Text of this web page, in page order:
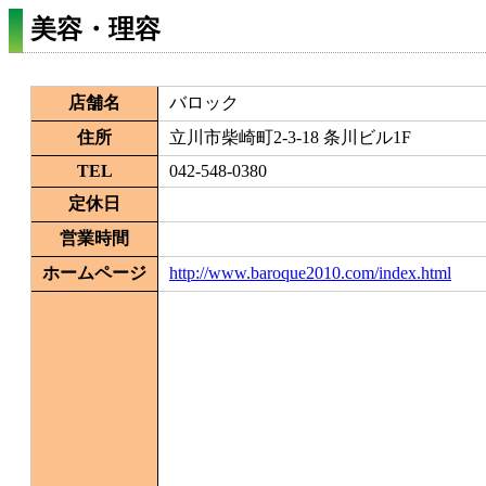
美容・理容
店舗名
バロック
住所
立川市柴崎町2-3-18 条川ビル1F
TEL
042-548-0380
定休日
営業時間
ホームページ
http://www.baroque2010.com/index.html